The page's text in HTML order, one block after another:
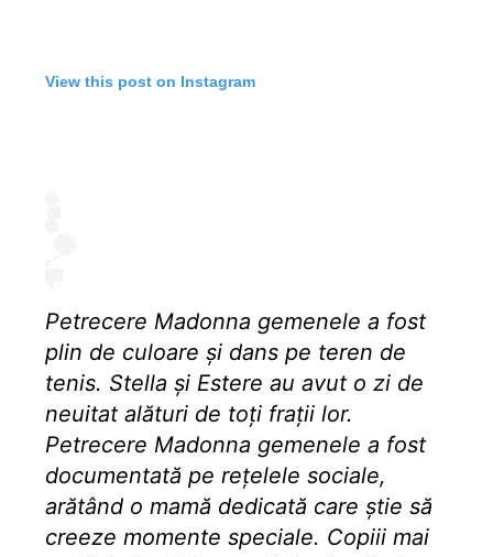
View this post on Instagram
Petrecere Madonna gemenele a fost
plin de culoare și dans pe teren de
tenis. Stella și Estere au avut o zi de
neuitat alături de toți frații lor.
Petrecere Madonna gemenele a fost
documentată pe rețelele sociale,
arătând o mamă dedicată care știe să
creeze momente speciale. Copiii mai